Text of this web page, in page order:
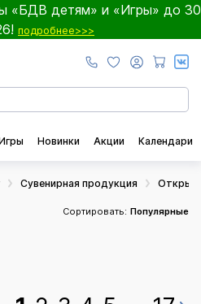
«БДВ детям» и «Игры» до 30
подробнее>>>
Новинки Акции Календари
Сувенирная продукция
Сортировать: Популярные